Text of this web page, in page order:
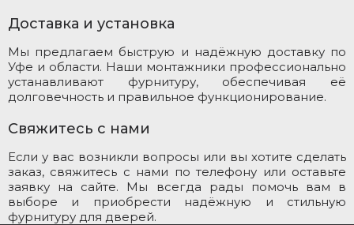
Доставка и установка
Мы предлагаем быструю и надёжную доставку по
Уфе и области. Наши монтажники профессионально
устанавливают фурнитуру, обеспечивая её
долговечность и правильное функционирование.
Свяжитесь с нами
Если у вас возникли вопросы или вы хотите сделать
заказ, свяжитесь с нами по телефону или оставьте
заявку на сайте. Мы всегда рады помочь вам в
выборе и приобрести надёжную и стильную
фурнитуру для дверей.